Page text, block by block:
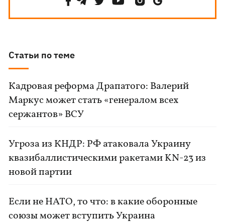
Статьи по теме
Кадровая реформа Драпатого: Валерий
Маркус может стать «генералом всех
сержантов» ВСУ
Угроза из КНДР: РФ атаковала Украину
квазибаллистическими ракетами KN-23 из
новой партии
Если не НАТО, то что: в какие оборонные
союзы может вступить Украина